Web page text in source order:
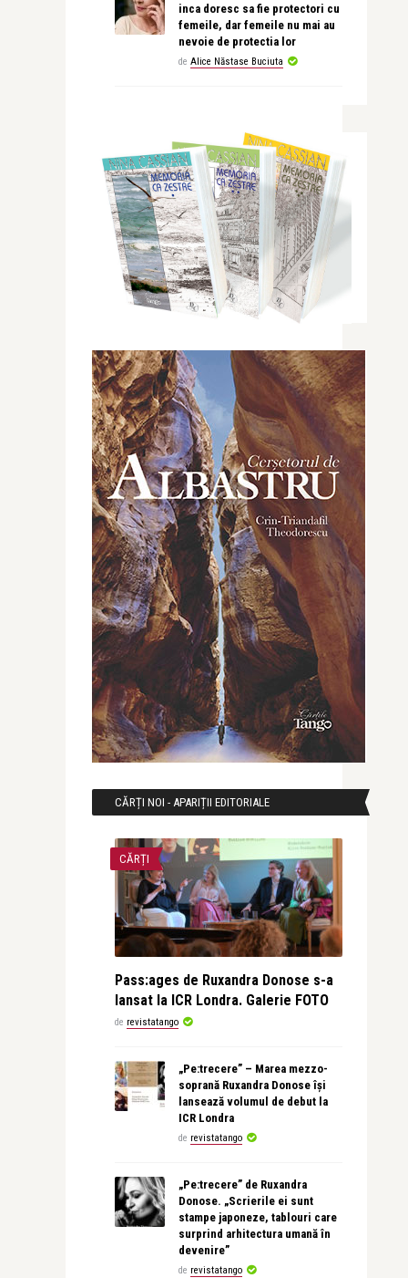
inca doresc sa fie protectori cu
femeile, dar femeile nu mai au
nevoie de protectia lor
de Alice Năstase Buciuta
CĂRȚI NOI - APARIȚII EDITORIALE
CĂRȚI
Pass:ages de Ruxandra Donose s-a
lansat la ICR Londra. Galerie FOTO
de revistatango
„Pe:trecere” – Marea mezzo-
soprană Ruxandra Donose își
lansează volumul de debut la
ICR Londra
de revistatango
„Pe:trecere” de Ruxandra
Donose. „Scrierile ei sunt
stampe japoneze, tablouri care
surprind arhitectura umană în
devenire”
de revistatango